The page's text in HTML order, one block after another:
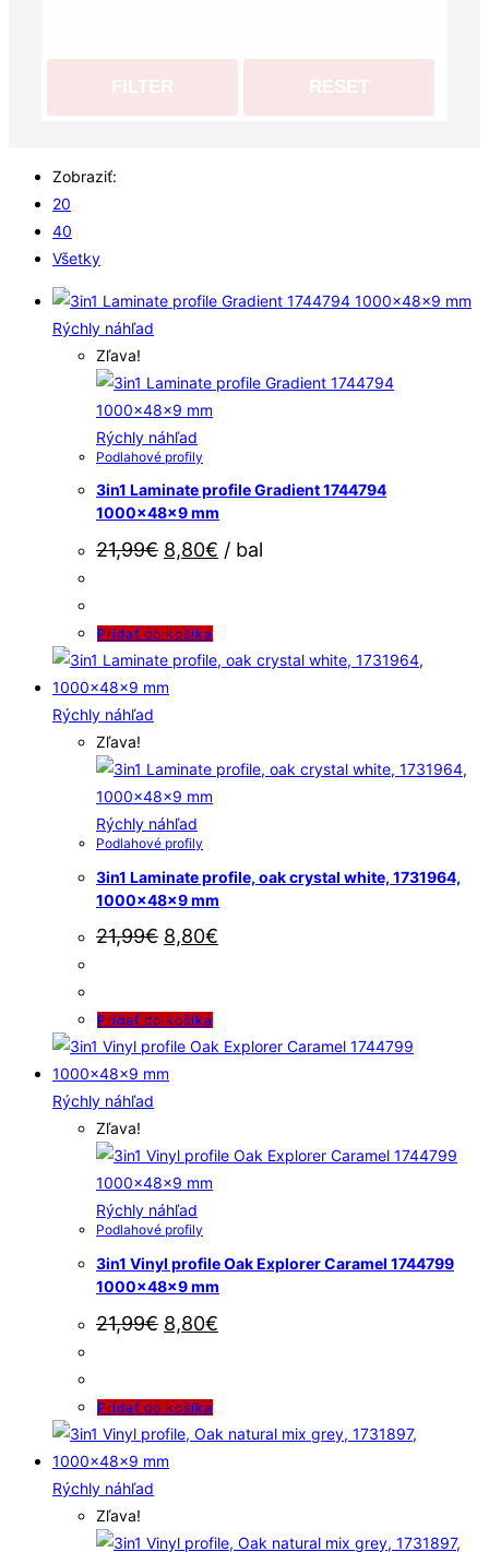
FILTER RESET
Zobraziť:
20
40
Všetky
Rýchly náhľad
Zľava!
Rýchly náhľad
Podlahové profily
3in1 Laminate profile Gradient 1744794
1000x48x9 mm
21,99€ 8,80€ / bal
Pridať do košíka
Rýchly náhľad
Zľava!
Rýchly náhľad
Podlahové profily
3in1 Laminate profile, oak crystal white, 1731964,
1000x48x9 mm
21,99€ 8,80€
Pridať do košíka
Rýchly náhľad
Zľava!
Rýchly náhľad
Podlahové profily
3in1 Vinyl profile Oak Explorer Caramel 1744799
1000x48x9 mm
21,99€ 8,80€
Pridať do košíka
Rýchly náhľad
Zľava!